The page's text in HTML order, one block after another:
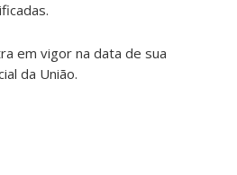
em vigor na data de sua
da União.